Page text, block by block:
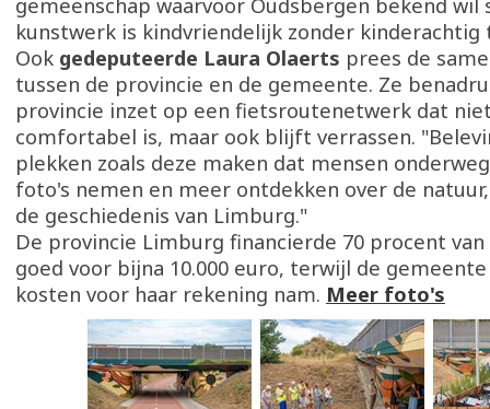
gemeenschap waarvoor Oudsbergen bekend wil
kunstwerk is kindvriendelijk zonder kinderachtig
Ook gedeputeerde Laura Olaerts prees de
tussen de provincie en de gemeente. Ze
provincie inzet op een fietsroutenetwerk dat
comfortabel is, maar ook blijft verrassen.
plekken zoals deze maken dat mensen
foto's nemen en meer ontdekken over de
de geschiedenis van Limburg."
De provincie Limburg financierde 70 procent
goed voor bijna 10.000 euro, terwijl de
kosten voor haar rekening nam. Meer foto's